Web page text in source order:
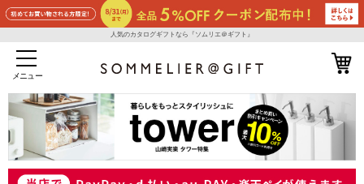
人気のカタログギフトなら『ソムリエ＠ギフト』
メニュー